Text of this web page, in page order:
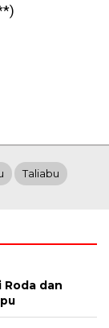
Taliabu
Roda dan